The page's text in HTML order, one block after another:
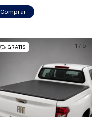
Comprar
1 / 5
GRATIS